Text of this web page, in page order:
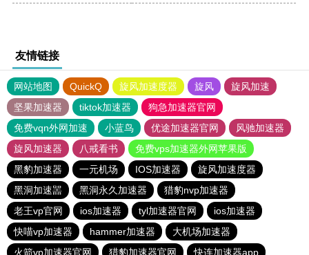
友情链接
网站地图 QuickQ 旋风加速度器 旋风
旋风加速
坚果加速器
tiktok加速器
狗急加速器官网
免费vqn外网加速
小蓝鸟 优途加速器官网
风驰加速器
旋风加速器
八戒看书
免费vps加速器外网苹果版
黑豹加速器
一元机场 IOS加速器
旋风加速度器
黑洞加速噐
黑洞永久加速器
猎豹nvp加速器
老王vp官网
ios加速器 tyl加速器官网
ios加速器
快喵vp加速器
hammer加速器
大机场加速器
火箭vp加速器官网
猎豹加速器官网 快连加速器app